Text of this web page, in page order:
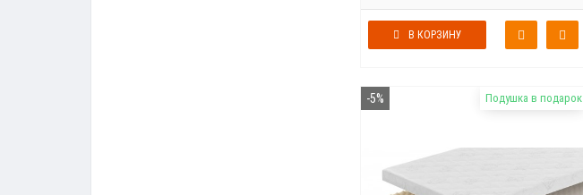
В КОРЗИНУ
Подушка в подарок
-5%